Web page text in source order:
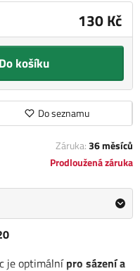
130 Kč
Do košíku
Do seznamu
Záruka:36 měsíců
Prodloužená záruka
je optimálnípro sázení a